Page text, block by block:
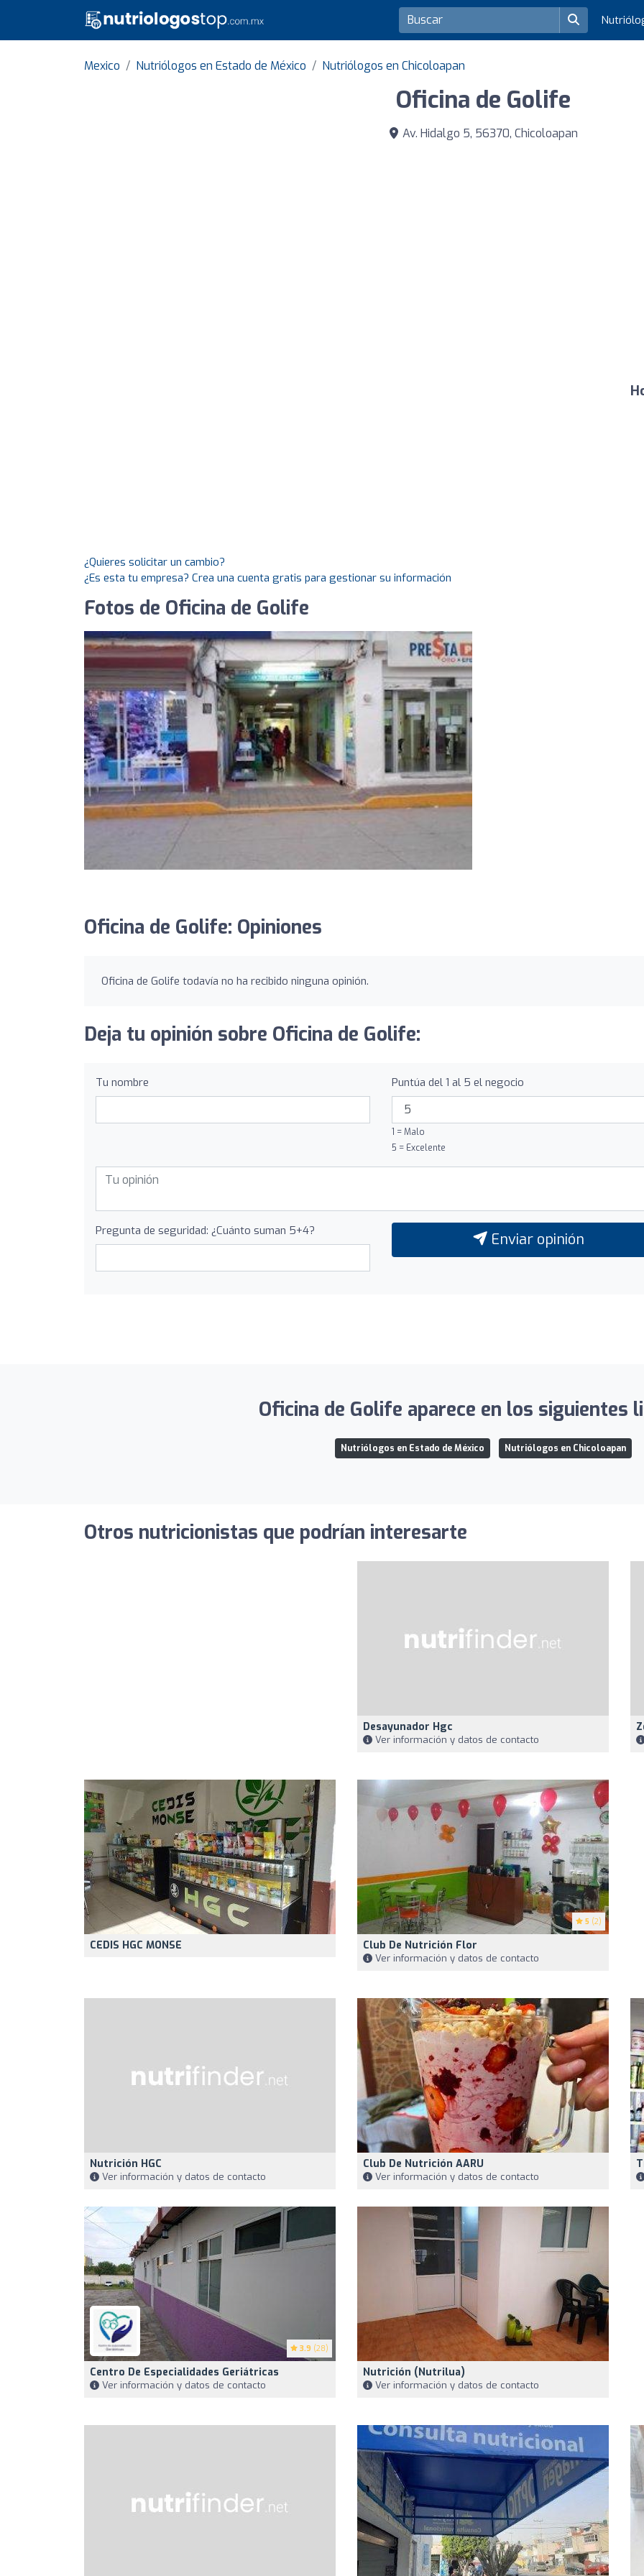
Mexico Nutriólogos en Estado de México Nutriólogos en Chicoloapan
Oficina de Golife
Av. Hidalgo 5, 56370, Chicoloapan
¿Quieres solicitar un cambio?
¿Es esta tu empresa? Crea una cuenta gratis para gestionar su información
Fotos de Oficina de Golife
Oficina de Golife: Opiniones
Oficina de Golife todavía no ha recibido ninguna opinión.
Deja tu opinión sobre Oficina de Golife:
Tu nombre Puntúa del 1 al 5 el negocio
1 = Malo
5 = Excelente
Pregunta de seguridad: ¿Cuánto suman 5+4? Enviar opinión
Oficina de Golife aparece en los siguientes
Nutriólogos en Estado de México Nutriólogos en Chicoloapan
Otros nutricionistas que podrían interesarte
Desayunador Hgc
Ver información y datos de contacto
CEDIS HGC MONSE
5 (2)
Club De Nutrición Flor
Ver información y datos de contacto
Nutrición HGC
Ver información y datos de contacto
Club De Nutrición AARU
Ver información y datos de contacto
3.9 (28)
Centro De Especialidades Geriátricas
Ver información y datos de contacto
Nutrición (Nutrilua)
Ver información y datos de contacto